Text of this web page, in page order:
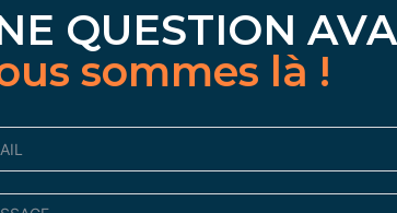
QUESTION
sommes là !